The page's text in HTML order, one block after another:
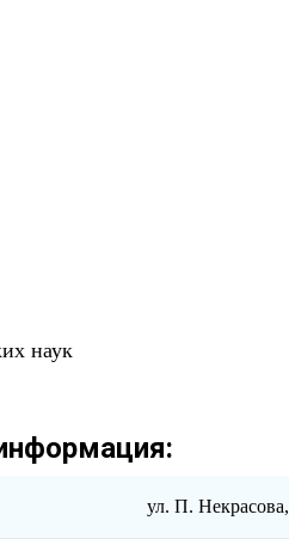
наук
ул. П.